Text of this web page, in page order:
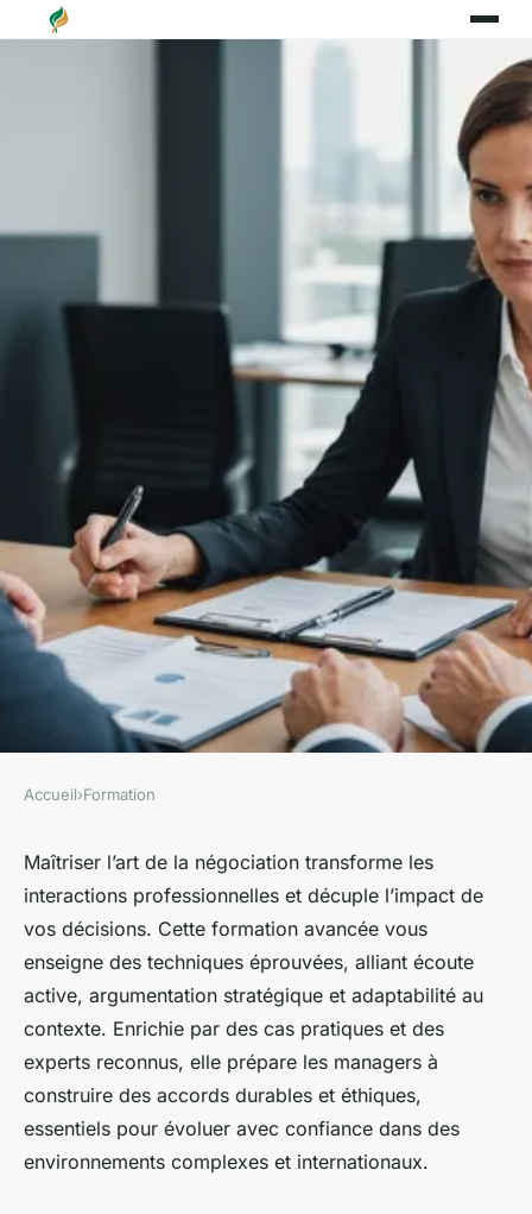
Devenez un expert en
négociation grâce à notre
formation avancée
Yanis•5 août 2025•3 min de lecture
Accueil›Formation
Maîtriser l’art de la négociation transforme les
interactions professionnelles et décuple l’impact de
vos décisions. Cette formation avancée vous
enseigne des techniques éprouvées, alliant écoute
active, argumentation stratégique et adaptabilité au
contexte. Enrichie par des cas pratiques et des
experts reconnus, elle prépare les managers à
construire des accords durables et éthiques,
essentiels pour évoluer avec confiance dans des
environnements complexes et internationaux.